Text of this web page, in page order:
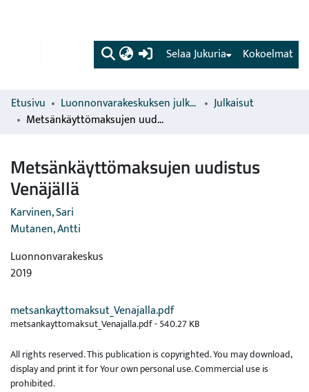
(current) Kokoelmat
Selaa Jukuria
Etusivu Luonnonvarakeskuksen julkaisut
Julkaisut
Metsänkäyttömaksujen uudistus Venäjällä
Metsänkäyttömaksujen uudistus
Venäjällä
Karvinen, Sari
Mutanen, Antti
Luonnonvarakeskus
2019
metsankayttomaksut_Venajalla.pdf
metsankayttomaksut_Venajalla.pdf -540.27 KB
All rights reserved. This publication is copyrighted. You may download,
display and print it for Your own personal use. Commercial use is
prohibited.